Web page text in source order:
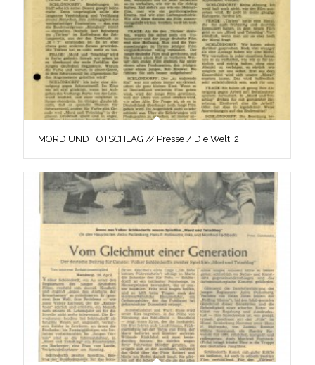
MORD UND TOTSCHLAG // Presse / Die Welt, 2